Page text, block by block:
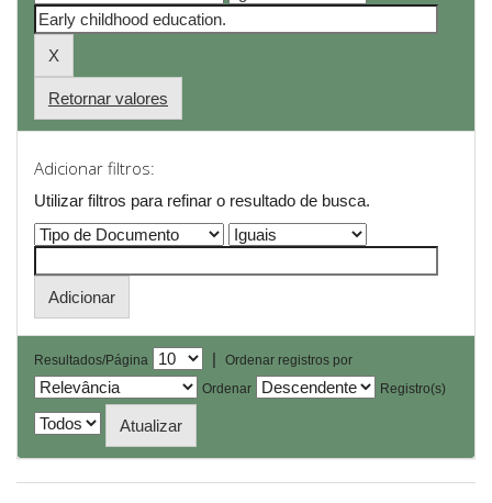
Retornar valores
Adicionar filtros:
Utilizar filtros para refinar o resultado de busca.
Resultados/Página |
Ordenar registros por
Ordenar
Registro(s)